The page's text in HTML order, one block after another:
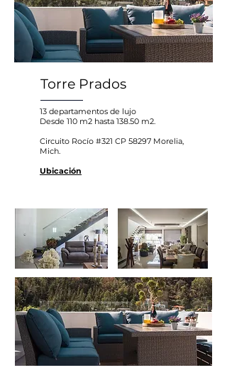
Torre Prados
13 departamentos de lujo
Desde 110 m2 hasta 138.50 m2.
Circuito Rocío #321 CP 58297 Morelia,
Mich.
Ubicación